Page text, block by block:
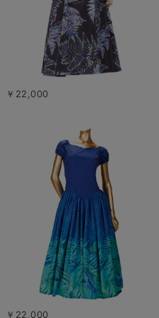
￥22,000
￥22,000